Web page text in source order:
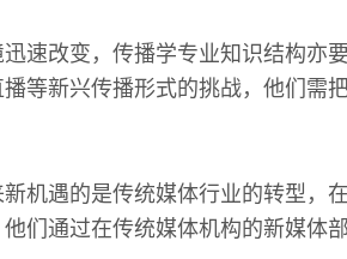
速改变，传播学专业知识结构亦
等新兴传播形式的挑战，他们需
机遇的是传统媒体行业的转型，
们通过在传统媒体机构的新媒体